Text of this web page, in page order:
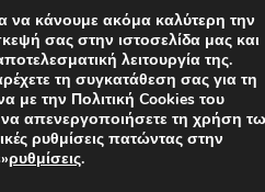
να κάνουμε ακόμα καλύτερη την
σας στην ιστοσελίδα μας και
λειτουργία της.
τη συγκατάθεση σας για τη
την Πολιτική Cookies του
απενεργοποιήσετε τη χρήση
ρυθμίσεις πατώντας στην
ρυθμίσεις.